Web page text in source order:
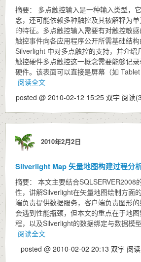
摘要： 多点触控输入是一种输入类型，
念，还可能依赖多种触控及其被解释为单
的特征。多点触控输入需要有对触控敏
触控事件向各应用程序公开所需基础结
Silverlight 中对多点触控的支持，并介绍
触控硬件多点触控这一概念需要能够记
硬件。该表面可以直接是屏幕（如
阅读全文
posted @ 2010-02-12 15:25 双宇 阅读
2010年2月2日
Silverlight Map 矢量地图构建过程分
摘要： 本文主要结合SQLSERVER2008
性，讲解Silverlight在矢量地图绘制方面
端负责提供数据服务，客户端负责图形
会遇到性能瓶颈，但本文的重点在于地
程，以及Silverlight的数据绑定与数据模
阅读全文
posted @ 2010-02-02 20:13 双宇 阅